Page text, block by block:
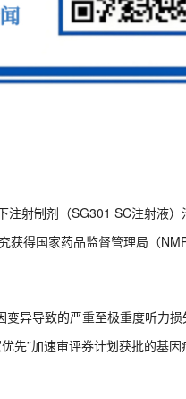
注射制剂（SG301 SC注射液）
得国家药品监督管理局（
异导致的严重至极重度听力损
先”加速审评券计划获批的基因